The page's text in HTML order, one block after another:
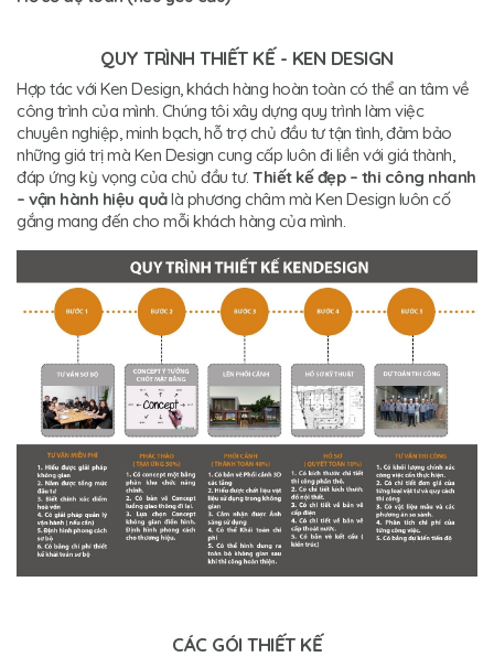
QUY TRÌNH THIẾT KẾ - KEN DESIGN
Hợp tác với Ken Design, khách hàng hoàn toàn có thể an tâm về
công trình của mình. Chúng tôi xây dựng quy trình làm việc
chuyên nghiệp, minh bạch, hỗ trợ chủ đầu tư tận tình, đảm bảo
những giá trị mà Ken Design cung cấp luôn đi liền với giá thành,
đáp ứng kỳ vọng của chủ đầu tư. Thiết kế đẹp – thi công nhanh
– vận hành hiệu quảlà phương châm mà Ken Design luôn cố
gắng mang đến cho mỗi khách hàng của mình.
CÁC GÓI THIẾT KẾ